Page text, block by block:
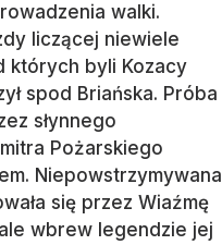
walki.
liczącej niewiele
których byli Kozacy
spod Briańska. Próba
słynnego
Pożarskiego
Niepowstrzymywana
się przez Wiaźmę
wbrew legendzie jej